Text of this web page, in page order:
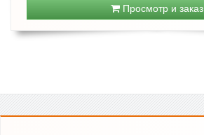
Просмотр и заказ